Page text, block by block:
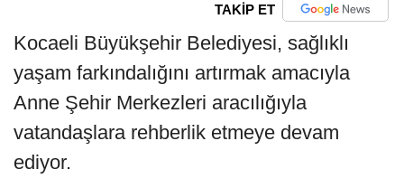
TAKİP ET
Kocaeli Büyükşehir Belediyesi, sağlıklı
yaşam farkındalığını artırmak amacıyla
Anne Şehir Merkezleri aracılığıyla
vatandaşlara rehberlik etmeye devam
ediyor.